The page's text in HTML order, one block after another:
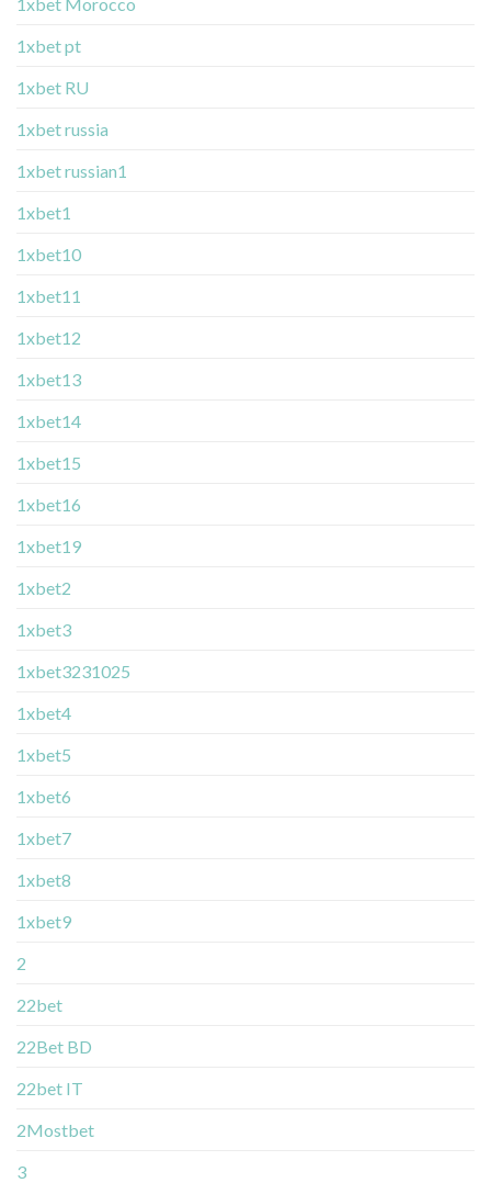
1xbet pt
1xbet RU
1xbet russia
1xbet russian1
1xbet1
1xbet10
1xbet11
1xbet12
1xbet13
1xbet14
1xbet15
1xbet16
1xbet19
1xbet2
1xbet3
1xbet3231025
1xbet4
1xbet5
1xbet6
1xbet7
1xbet8
1xbet9
2
22bet
22Bet BD
22bet IT
2Mostbet
3